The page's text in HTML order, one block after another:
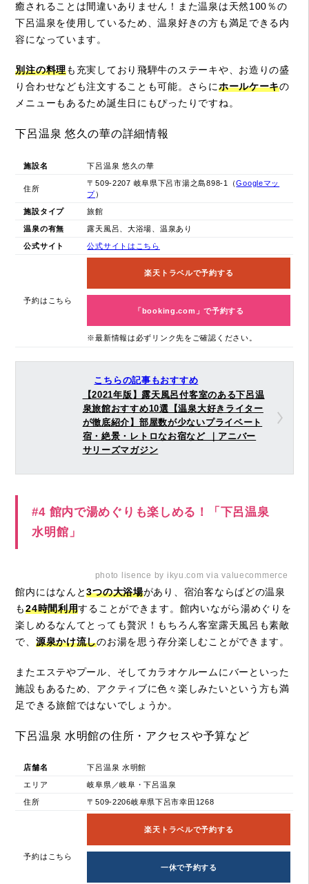
癒されることは間違いありません！また温泉は天然100％の
下呂温泉を使用しているため、温泉好きの方も満足できる内
容になっています。
別注の料理も充実しており飛騨牛のステーキや、お造りの盛
り合わせなども注文することも可能。さらにホールケーキの
メニューもあるため誕生日にもぴったりですね。
下呂温泉 悠久の華の詳細情報
施設名 下呂温泉 悠久の華
住所
〒509-2207 岐阜県下呂市湯之島898-1（Googleマッ
プ）
施設タイプ 旅館
温泉の有無 露天風呂、大浴場、温泉あり
公式サイト 公式サイトはこちら
予約はこちら
楽天トラベルで予約する
「booking.com」で予約する
※最新情報は必ずリンク先をご確認ください。
こちらの記事もおすすめ
【2021年版】露天風呂付客室のある下呂温
泉旅館おすすめ10選【温泉大好きライター
が徹底紹介】部屋数が少ないプライベート
宿・絶景・レトロなお宿など ｜アニバー
サリーズマガジン
#4 館内で湯めぐりも楽しめる！「下呂温泉
水明館」
photo lisence by ikyu.com via valuecommerce
館内にはなんと3つの大浴場があり、宿泊客ならばどの温泉
も24時間利用することができます。館内いながら湯めぐりを
楽しめるなんてとっても贅沢！もちろん客室露天風呂も素敵
で、 源泉かけ流しのお湯を思う存分楽しむことができます。
またエステやプール、そしてカラオケルームにバーといった
施設もあるため、アクティブに色々楽しみたいという方も満
足できる旅館ではないでしょうか。
下呂温泉 水明館の住所・アクセスや予算など
店舗名 下呂温泉 水明館
エリア 岐阜県／岐阜・下呂温泉
住所 〒509-2206岐阜県下呂市幸田1268
予約はこちら
楽天トラベルで予約する
一休で予約する